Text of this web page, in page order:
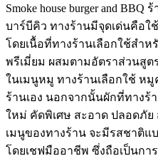
Smoke house burger and BBQ
บาร์บีคิว ทางร้านมีจุดเด่นคือใ
โดยเนื้อที่ทางร้านเลือกใช้สำห
พรีเมี่ยม ผสมตามอัตราส่วนสูต
ในเมนูหมู ทางร้านเลือกใช้ ห
ร้านเอง นอกจากนั้นผักที่ทางร้
ใหม่ คัดพิเศษ สะอาด ปลอดภั
เมนูของทางร้าน จะมีรสชาติแ
โดยเชฟมืออาชีพ ซึ่งถือเป็นกา